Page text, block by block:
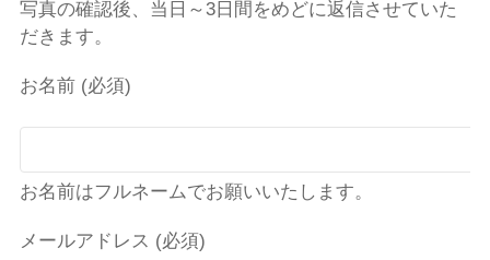
写真の確認後、 当日～3日間をめどに返信させていた
だきます。
お名前 (必須)
お名前はフルネームでお願いいたします。
メールアドレス (必須)